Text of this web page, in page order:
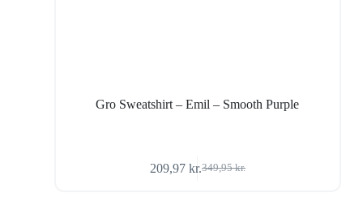
Gro Sweatshirt – Emil – Smooth Purple
349,95kr.
Den
209,97 kr.Den